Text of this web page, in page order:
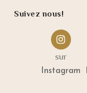
Suivez nous!
sur
Instagram